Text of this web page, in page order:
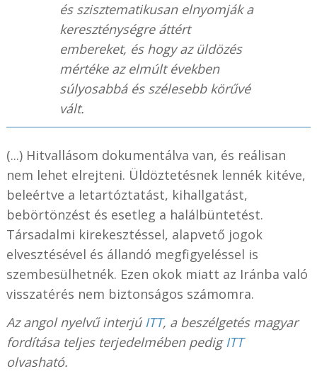
és szisztematikusan elnyomják a
kereszténységre áttért
embereket, és hogy az üldözés
mértéke az elmúlt években
súlyosabbá és szélesebb körűvé
vált.
(...) Hitvallásom dokumentálva van, és reálisan
nem lehet elrejteni. Üldöztetésnek lennék kitéve,
beleértve a letartóztatást, kihallgatást,
bebörtönzést és esetleg a halálbüntetést.
Társadalmi kirekesztéssel, alapvető jogok
elvesztésével és állandó megfigyeléssel is
szembesülhetnék. Ezen okok miatt az Iránba való
visszatérés nem biztonságos számomra.
Az angol nyelvű interjú ITT, a beszélgetés magyar
fordítása teljes terjedelmében pedig ITT
olvasható.